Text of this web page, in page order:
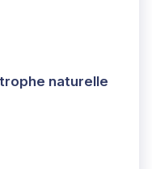
naturelle